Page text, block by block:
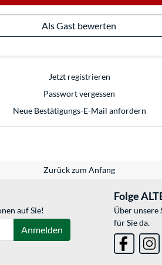
Als Gast bewerten
Jetzt registrieren
Passwort vergessen
Neue Bestätigungs-E-Mail anfordern
Zurück zum Anfang
auf Sie!
Anmelden
Folge
Über
für Sie da.